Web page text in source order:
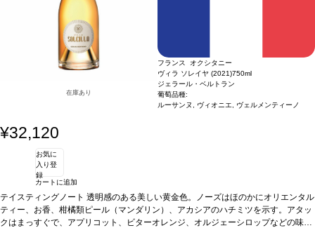
在庫あり
フランス オクシタニー
ヴィラ ソレイヤ (2021)750ml
ジェラール・ベルトラン
葡萄品種:
ルーサンヌ, ヴィオニエ, ヴェルメンティーノ
¥32,120
お気に
入り登
録
カートに追加
テイスティングノート 透明感のある美しい黄金色。ノーズはほのかにオリエンタル
ティー、お香、柑橘類ピール（マンダリン）、アカシアのハチミツを示す。アタッ
クはまっすぐで、アプリコット、ビターオレンジ、オルジェーシロップなどの味わ